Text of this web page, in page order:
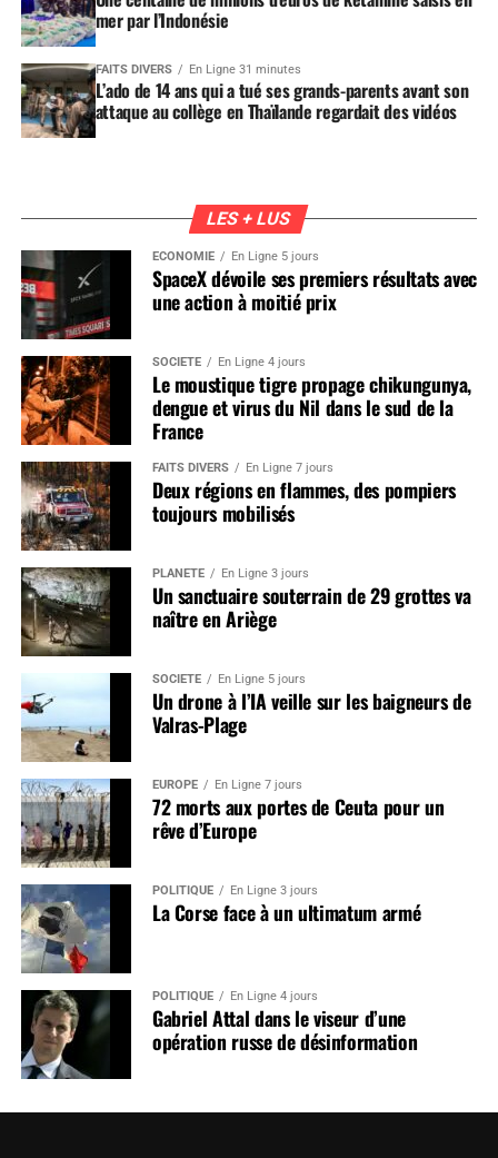
mer par l’Indonésie
FAITS DIVERS En Ligne 31 minutes
L’ado de 14 ans qui a tué ses grands-parents avant son
attaque au collège en Thaïlande regardait des vidéos
LES + LUS
ÉCONOMIE En Ligne 5 jours
SpaceX dévoile ses premiers résultats avec
une action à moitié prix
SOCIÉTÉ En Ligne 4 jours
Le moustique tigre propage chikungunya,
dengue et virus du Nil dans le sud de la
France
FAITS DIVERS En Ligne 7 jours
Deux régions en flammes, des pompiers
toujours mobilisés
PLANÈTE En Ligne 3 jours
Un sanctuaire souterrain de 29 grottes va
naître en Ariège
SOCIÉTÉ En Ligne 5 jours
Un drone à l’IA veille sur les baigneurs de
Valras-Plage
EUROPE En Ligne 7 jours
72 morts aux portes de Ceuta pour un
rêve d’Europe
POLITIQUE En Ligne 3 jours
La Corse face à un ultimatum armé
POLITIQUE En Ligne 4 jours
Gabriel Attal dans le viseur d’une
opération russe de désinformation